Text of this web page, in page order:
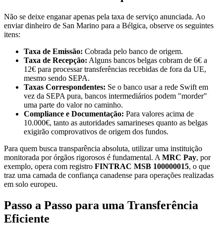
Não se deixe enganar apenas pela taxa de serviço anunciada. Ao
enviar dinheiro de San Marino para a Bélgica, observe os seguintes
itens:
Taxa de Emissão: Cobrada pelo banco de origem.
Taxa de Recepção: Alguns bancos belgas cobram de 6€ a
12€ para processar transferências recebidas de fora da UE,
mesmo sendo SEPA.
Taxas Correspondentes: Se o banco usar a rede Swift em
vez da SEPA pura, bancos intermediários podem "morder"
uma parte do valor no caminho.
Compliance e Documentação: Para valores acima de
10.000€, tanto as autoridades samarineses quanto as belgas
exigirão comprovativos de origem dos fundos.
Para quem busca transparência absoluta, utilizar uma instituição
monitorada por órgãos rigorosos é fundamental. A MRC Pay, por
exemplo, opera com registro FINTRAC MSB 100000015, o que
traz uma camada de confiança canadense para operações realizadas
em solo europeu.
Passo a Passo para uma Transferência
Eficiente